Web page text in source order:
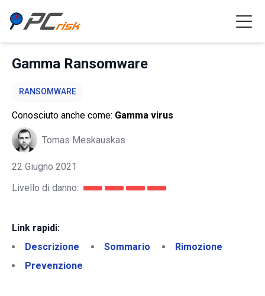
Gamma Ransomware
RANSOMWARE
Conosciuto anche come: Gamma virus
Tomas Meskauskas
22 Giugno 2021
Livello di danno:
Link rapidi:
Descrizione
Sommario
Rimozione
Prevenzione